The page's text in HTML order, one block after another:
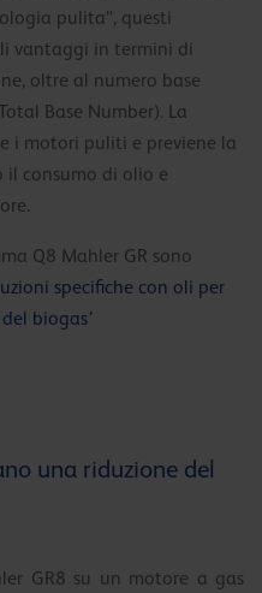
pulita”, questi
vantaggi in termini di
oltre al numero base
Base Number). La
i motori puliti e previene la
il consumo di olio e
Q8 Mahler GR sono
specifiche con oli per
biogas’
una riduzione del
GR8 su un motore a gas